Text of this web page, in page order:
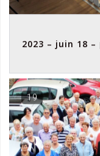
2023 – juin 18
19